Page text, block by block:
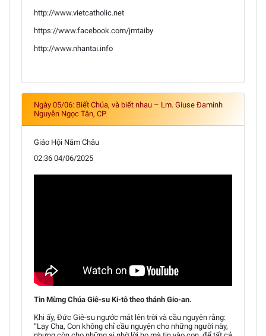
http://www.vietcatholic.net
https://www.facebook.com/jmtaiby
http://www.nhantai.info
Ngày 05/06: Biết Chúa, và biết nhau – Lm. Giuse Đaminh
Nguyễn Ngọc Tân, CP.
Giáo Hội Năm Châu
02:36 04/06/2025
Tin Mừng Chúa Giê-su Ki-tô theo thánh Gio-an.
Khi ấy, Đức Giê-su ngước mắt lên trời và cầu nguyện rằng:
“Lạy Cha, Con không chỉ cầu nguyện cho những người này,